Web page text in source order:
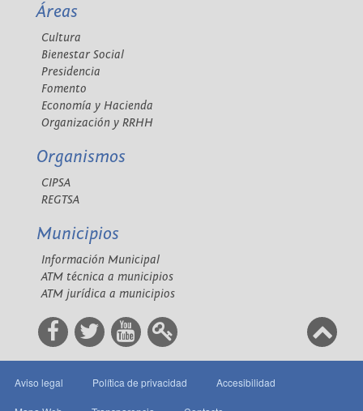
Áreas
Cultura
Bienestar Social
Presidencia
Fomento
Economía y Hacienda
Organización y RRHH
Organismos
CIPSA
REGTSA
Municipios
Información Municipal
ATM técnica a municipios
ATM jurídica a municipios
Aviso legal Política de privacidad Accesibilidad